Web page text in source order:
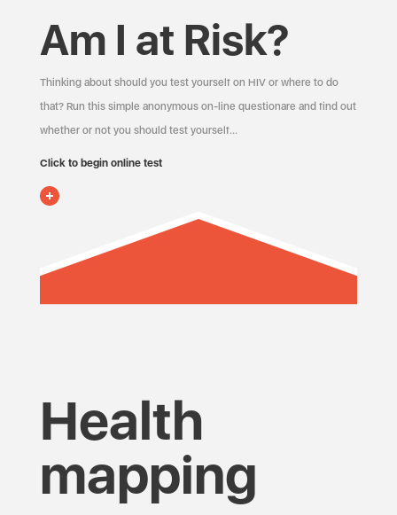
Am I at Risk?
Thinking about should you test yourself on HIV or where to do
that? Run this simple anonymous on-line questionare and find out
whether or not you should test yourself…
Click to begin online test
Health
mapping